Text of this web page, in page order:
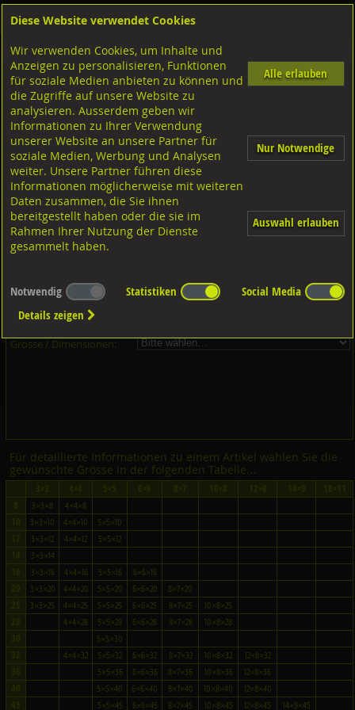
Shop Sicherungselemente Passfedern-Federkeile
Passfedern Federkeile ohne Anzug hohe Form, DIN6885 A4 rostfrei
Dieser Artikel ist in 85 Grössen erhältlich - Bitte wählen Sie...
Artikel-Nr.:
Verpackungs-Einheit:
Grösse / Dimensionen:
Für detaillierte Informationen zu einem Artikel wählen Sie die
gewünschte Grösse in der folgenden Tabelle...
3×3×8 4×4×8
3×3×10 4×4×10 5×5×10
3×3×12 4×4×12 5×5×12
3×3×14
3×3×16 4×4×16 5×5×16 6×6×16
3×3×20 4×4×20 5×5×20 6×6×20 8×7×20
3×3×25 4×4×25 5×5×25 6×6×25 8×7×25 10×8×25
4×4×28 5×5×28 6×6×28 8×7×28 10×8×28
5×5×30
4×4×32 5×5×32 6×6×32 8×7×32 10×8×32 12×8×32
5×5×36 6×6×36 8×7×36 10×8×36 12×8×36
5×5×40 6×6×40 8×7×40 10×8×40 12×8×40
5×5×45 6×6×45 8×7×45 10×8×45 12×8×45 14×9×45
Diese Website verwendet Cookies
Wir verwenden Cookies, um Inhalte und
Anzeigen zu personalisieren, Funktionen
für soziale Medien anbieten zu können und
die Zugriffe auf unsere Website zu
analysieren. Ausserdem geben wir
Informationen zu Ihrer Verwendung
unserer Website an unsere Partner für
soziale Medien, Werbung und Analysen
weiter. Unsere Partner führen diese
Informationen möglicherweise mit weiteren
Daten zusammen, die Sie ihnen
bereitgestellt haben oder die sie im
Rahmen Ihrer Nutzung der Dienste
gesammelt haben.
Alle erlauben
Nur Notwendige
Auswahl erlauben
Notwendig Statistiken
Social Media
Details zeigen